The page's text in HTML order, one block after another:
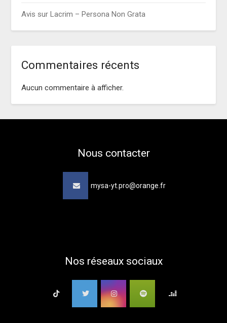
Avis sur Lacrim – Persona Non Grata
Commentaires récents
Aucun commentaire à afficher.
Nous contacter
mysa-yt.pro@orange.fr
Nos réseaux sociaux